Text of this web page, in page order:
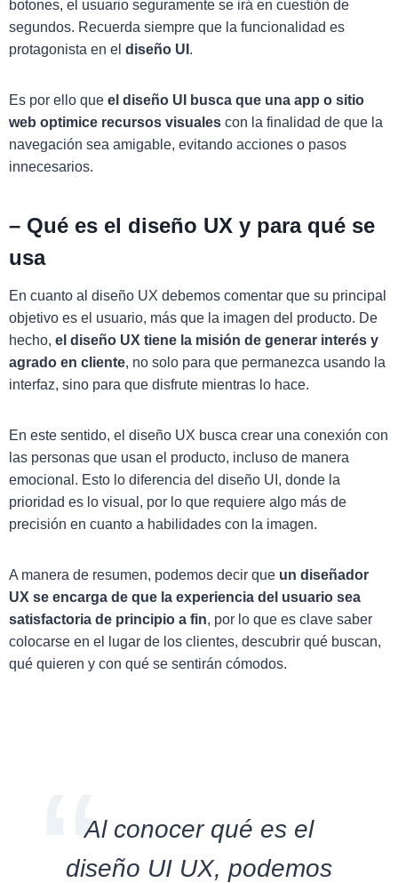
botones, el usuario seguramente se irá en cuestión de
segundos. Recuerda siempre que la funcionalidad es
protagonista en el diseño UI .
Es por ello que el diseño UI busca que una app o sitio
web optimice recursos visuales con la finalidad de que la
navegación sea amigable, evitando acciones o pasos
innecesarios.
– Qué es el diseño UX y para qué se
usa
En cuanto al diseño UX debemos comentar que su principal
objetivo es el usuario, más que la imagen del producto. De
hecho, el diseño UX tiene la misión de generar interés y
agrado en cliente, no solo para que permanezca usando la
interfaz, sino para que disfrute mientras lo hace.
En este sentido, el diseño UX busca crear una conexión con
las personas que usan el producto, incluso de manera
emocional. Esto lo diferencia del diseño UI, donde la
prioridad es lo visual, por lo que requiere algo más de
precisión en cuanto a habilidades con la imagen.
A manera de resumen, podemos decir que un diseñador
UX se encarga de que la experiencia del usuario sea
satisfactoria de principio a fin, por lo que es clave saber
colocarse en el lugar de los clientes, descubrir qué buscan,
qué quieren y con qué se sentirán cómodos.
Al conocer qué es el
diseño UI UX, podemos